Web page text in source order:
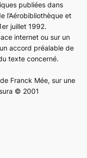
publiées dans
l’Aérobibliothèque et
juillet 1992.
internet ou sur un
accord préalable de
texte concerné.
Franck Mée, sur une
© 2001